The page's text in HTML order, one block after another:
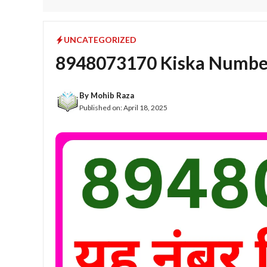
UNCATEGORIZED
8948073170 Kiska
By Mohib Raza
Published on:April 18, 2025